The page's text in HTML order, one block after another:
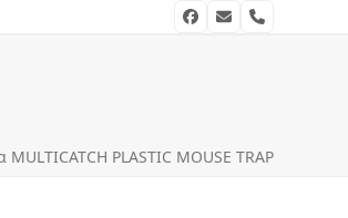
Facebook
EmailPhone
PLASTIC MOUSE TRAP